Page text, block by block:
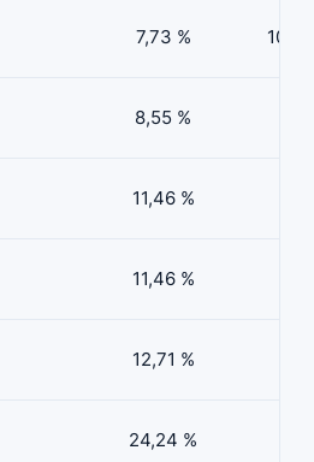
7,73 % 100
8,55 %
11,46 %
11,46 %
12,71 %
24,24 %